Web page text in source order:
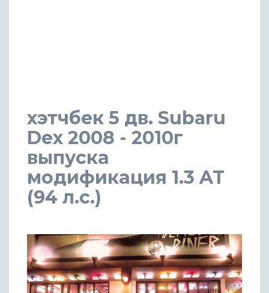
хэтчбек 5 дв. Subaru
Dex 2008 - 2010г
выпуска
модификация 1.3 AT
(94 л.с.)